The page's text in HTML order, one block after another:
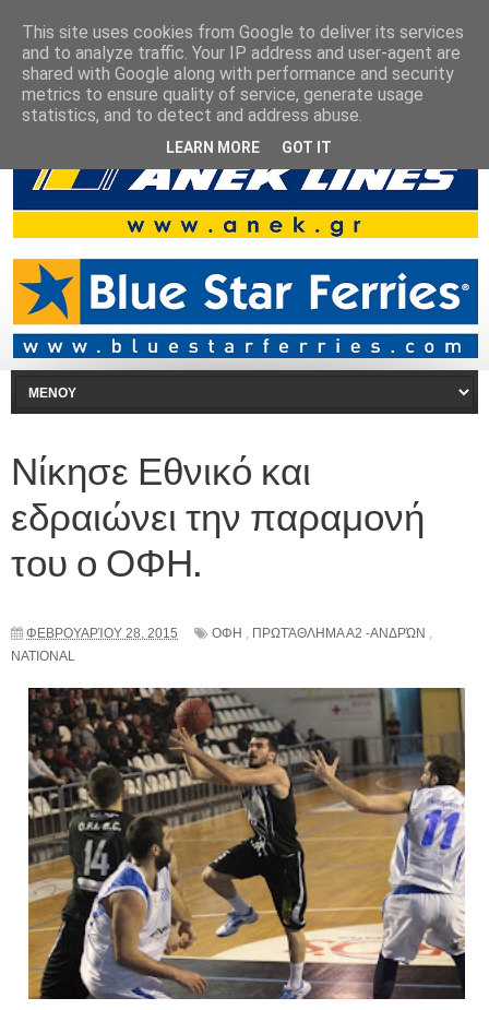
Νίκησε Εθνικό και
εδραιώνει την παραμονή
του ο ΟΦΗ.
ΦΕΒΡΟΥΑΡΊΟΥ 28, 2015 ΟΦΗ , ΠΡΩΤΆΘΛΗΜΑ Α2 -ΑΝΔΡΏΝ ,
NATIONAL
This site uses cookies from Google to deliver its services
and to analyze traffic. Your IP address and user-agent are
shared with Google along with performance and security
metrics to ensure quality of service, generate usage
statistics, and to detect and address abuse.
LEARN MORE GOT IT